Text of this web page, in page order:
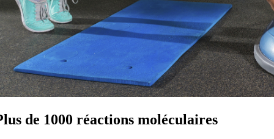
de 1000 réactions moléculaires